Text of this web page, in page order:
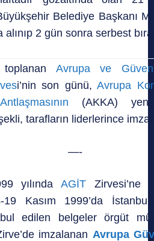
Belediye Başkanı
alınıp 2 gün sonra serbest
toplanan Avrupa ve
i’nin son günü,Avrupa
(AKKA) yeni
tarafların liderlerince
—-
yılında AGİT Zirvesi’ne
19 Kasım 1999’da
edilen belgeler örgüt
imzalanan Avrupa